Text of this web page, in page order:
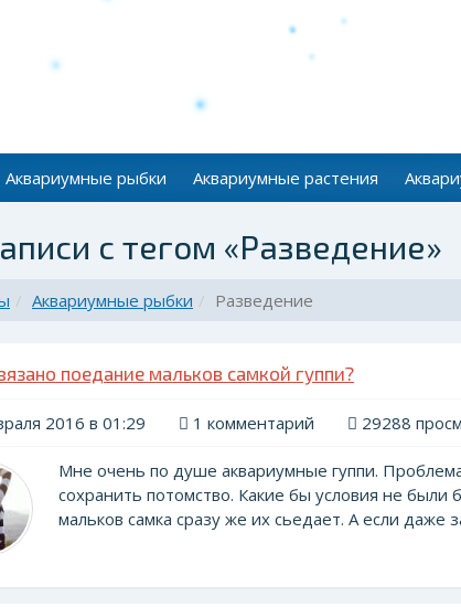
Аквариумные рыбки Аквариумные растения
с тегом «Разведение»
Аквариумные рыбки Разведение
поедание мальков самкой гуппи?
2016 в 01:29 1 комментарий 29288
Мне очень по душе аквариумные гуппи.
сохранить потомство. Какие бы условия не
мальков самка сразу же их сьедает. А если даже